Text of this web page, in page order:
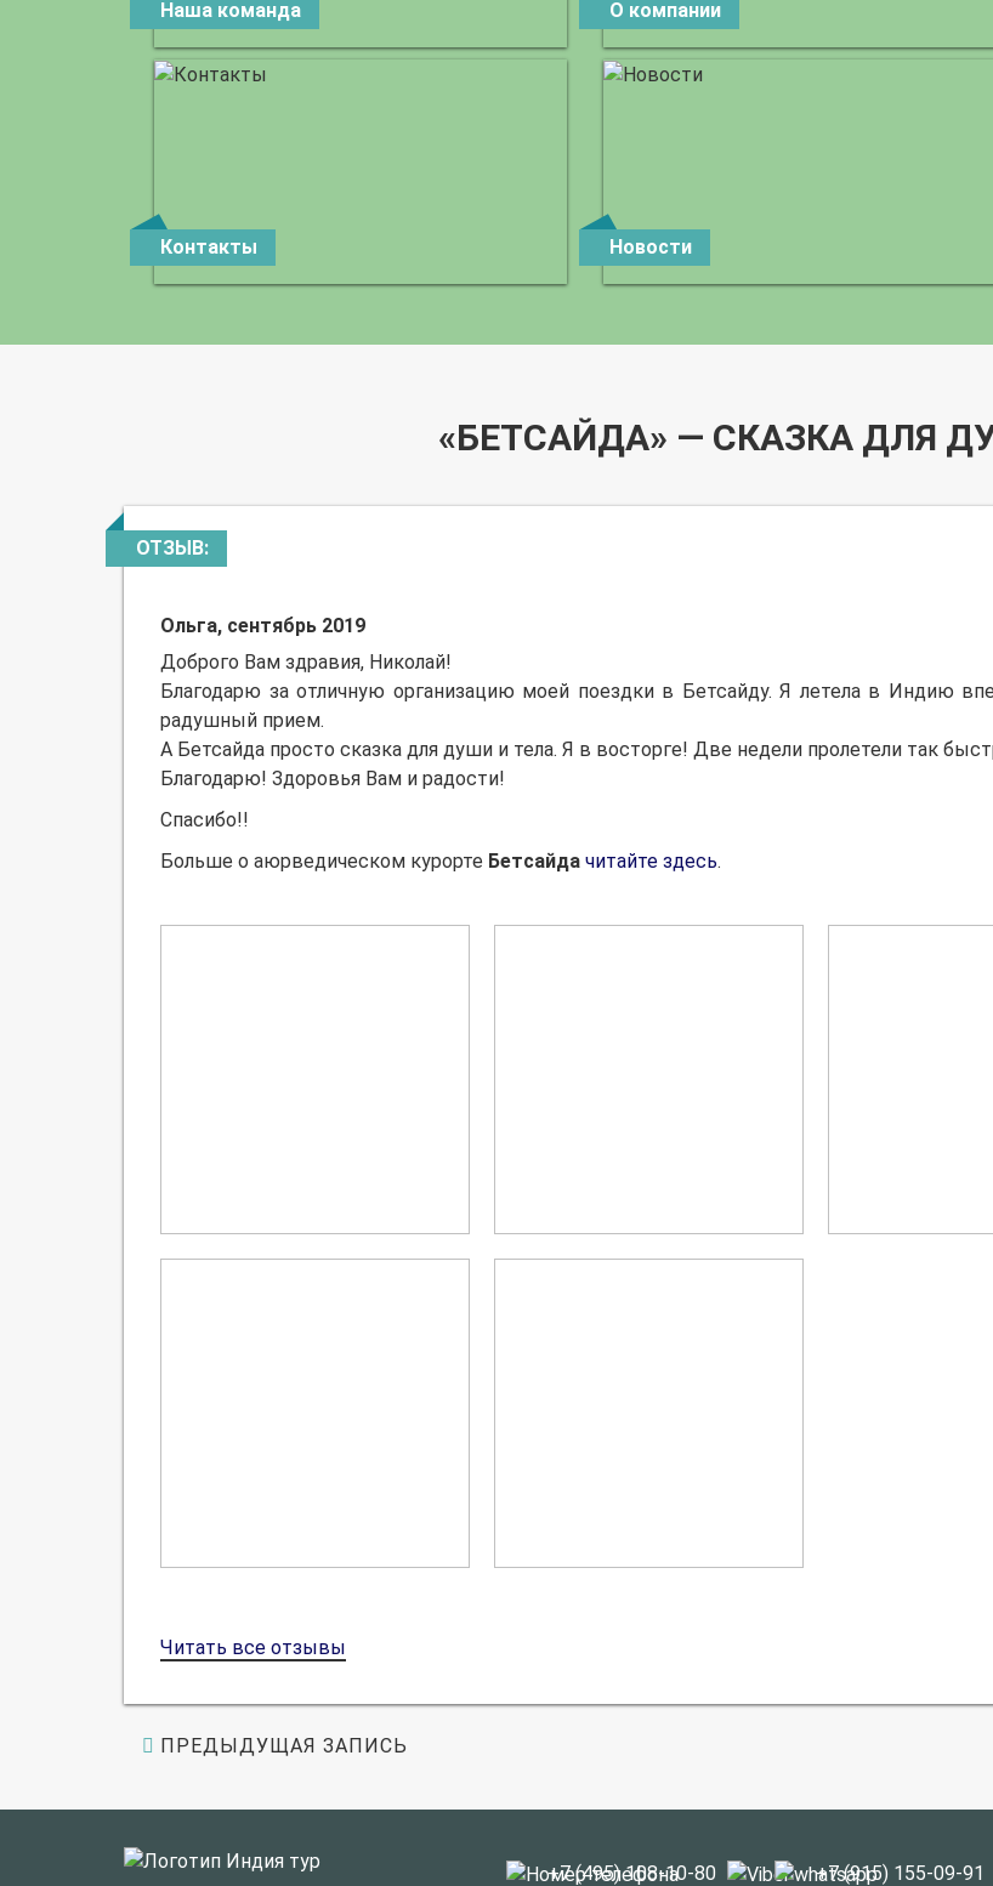
Наша команда О компании
Контакты Новости
«БЕТСАЙДА» — СКАЗКА ДЛЯ
ОТЗЫВ:
Ольга, сентябрь 2019
Доброго Вам здравия, Николай!
Благодарю за отличную организацию моей поездки в Бетсайду. Я летела в Индию
радушный прием.
А Бетсайда просто сказка для души и тела. Я в восторге! Две недели пролетели так
Благодарю! Здоровья Вам и радости!
Спасибо!!
Больше о аюрведическом курорте Бетсайда читайте здесь.
Читать все отзывы
ПРЕДЫДУЩАЯ ЗАПИСЬ
+7 (495) 108-10-80 +7 (915) 155-09-91